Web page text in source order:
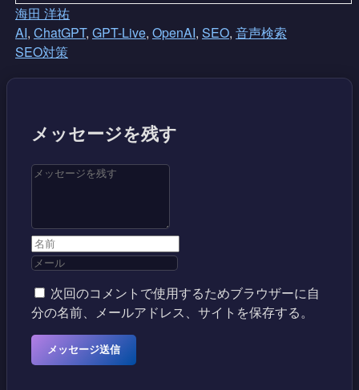
海田 洋祐
AI, ChatGPT, GPT-Live, OpenAI, SEO, 音声検索
SEO対策
メッセージを残す
次回のコメントで使用するためブラウザーに自
分の名前、メールアドレス、サイトを保存する。